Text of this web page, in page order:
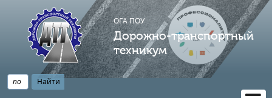
ОГА ПОУ
Дорожно-транспортный
техникум